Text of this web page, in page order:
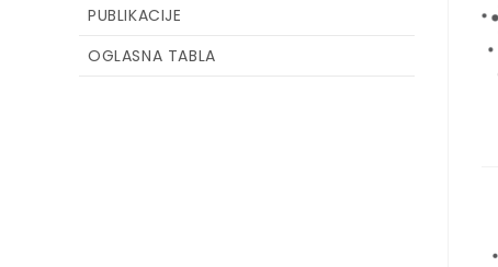
PUBLIKACIJE
OGLASNA TABLA